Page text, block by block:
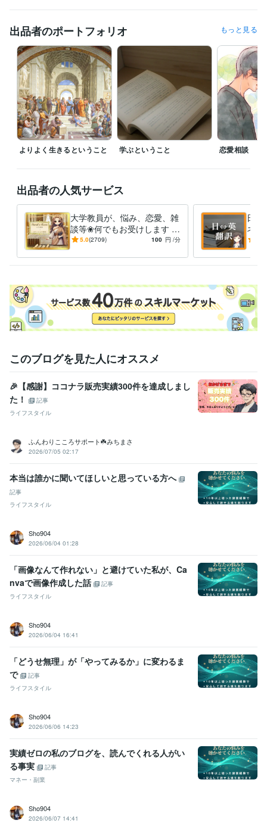
おいても大変な境遇にあります。電話相談をしていればそのことが痛い
ほどわかるはずなのに。
そのような中、私の公開評価文を読んで「こういう文章を書けば売れ
る」と参考にしていると思しき方がいます。次第に私は、商売臭の強い
人には「いかなる知的な情報も与えたくない」と思うようになりまし
た。
ここは弱い立場に置かれた方が多い所です。搾取とも捉えられる行為に
私は断固として反対です。私は静かに抵抗します。そのために公開評価
への返信を短文にすることをお許しください。非公開評価は丁寧にお返
しいたす所存です。
経験職種
研究・開発・設計 / 研究・開発 経験年数 : 6年
士業・専門職 / 教授・准教授・大学講師 経験年数 : 3年
受賞歴
大学首席卒業
ライティング・翻訳 海外短期留学経験有。英作/翻訳可能です。
学歴
某大学大学院 2012年3月 ~ 2018年2月
出品者のポートフォリオ もっと見る
よりよく生きるということ 学ぶということ 恋愛相談
出品者の人気サービス
大学教員が、悩み、恋愛、雑
談等❀何でもお受けします 問
題の核心へ❀モヤモヤからの
ます❀
5.0(2709) 100 円 /分
日
ネイ
すべ
しま
このブログを見た人にオススメ
🎉【感謝】ココナラ販売実績300件を達成しまし
た！
記事
ライフスタイル
ふんわりこころサポート☘️みちまさ
2026/07/05 02:17
本当は誰かに聞いてほしいと思っている方へ
記事
ライフスタイル
Sho904
2026/06/04 01:28
「画像なんて作れない」と避けていた私が、Ca
nvaで画像作成した話
記事
ライフスタイル
Sho904
2026/06/04 16:41
「どうせ無理」が「やってみるか」に変わるま
で
記事
ライフスタイル
Sho904
2026/06/06 14:23
実績ゼロの私のブログを、読んでくれる人がい
る事実
記事
マネー・副業
Sho904
2026/06/07 14:41